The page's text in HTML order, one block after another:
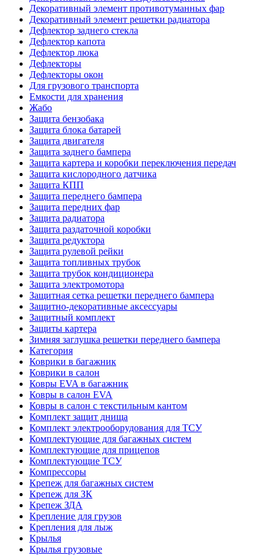
Декоративный элемент противотуманных фар
Декоративный элемент решетки радиатора
Дефлектор заднего стекла
Дефлектор капота
Дефлектор люка
Дефлекторы
Дефлекторы окон
Для грузового транспорта
Емкости для хранения
Жабо
Защита бензобака
Защита блока батарей
Защита двигателя
Защита заднего бампера
Защита картера и коробки переключения передач
Защита кислородного датчика
Защита КПП
Защита переднего бампера
Защита передних фар
Защита радиатора
Защита раздаточной коробки
Защита редуктора
Защита рулевой рейки
Защита топливных трубок
Защита трубок кондиционера
Защита электромотора
Защитная сетка решетки переднего бампера
Защитно-декоративные аксессуары
Защитный комплект
Защиты картера
Зимняя заглушка решетки переднего бампера
Категория
Коврики в багажник
Коврики в салон
Ковры EVA в багажник
Ковры в салон EVA
Ковры в салон с текстильным кантом
Комплект защит днища
Комплект электрооборудования для ТСУ
Комплектующие для багажных систем
Комплектующие для прицепов
Комплектующие ТСУ
Компрессоры
Крепеж для багажных систем
Крепеж для ЗК
Крепеж ЗДА
Крепление для грузов
Крепления для лыж
Крылья
Крылья грузовые